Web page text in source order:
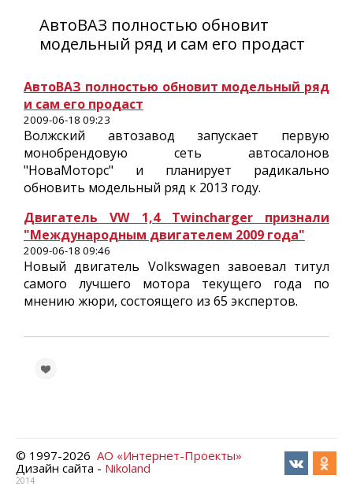
АвтоВАЗ полностью обновит
модельный ряд и сам его продаст
АвтоВАЗ полностью обновит модельный ряд
и сам его продаст
2009-06-18 09:23
Волжский автозавод запускает первую
монобрендовую сеть автосалонов
"НоваМоторс" и планирует радикально
обновить модельный ряд к 2013 году.
Двигатель VW 1,4 Twincharger признали
"Международным двигателем 2009 года"
2009-06-18 09:46
Новый двигатель Volkswagen завоевал титул
самого лучшего мотора текущего года по
мнению жюри, состоящего из 65 экспертов.
© 1997-2026 АО «Интернет-Проекты»
Дизайн сайта - Nikoland
2014